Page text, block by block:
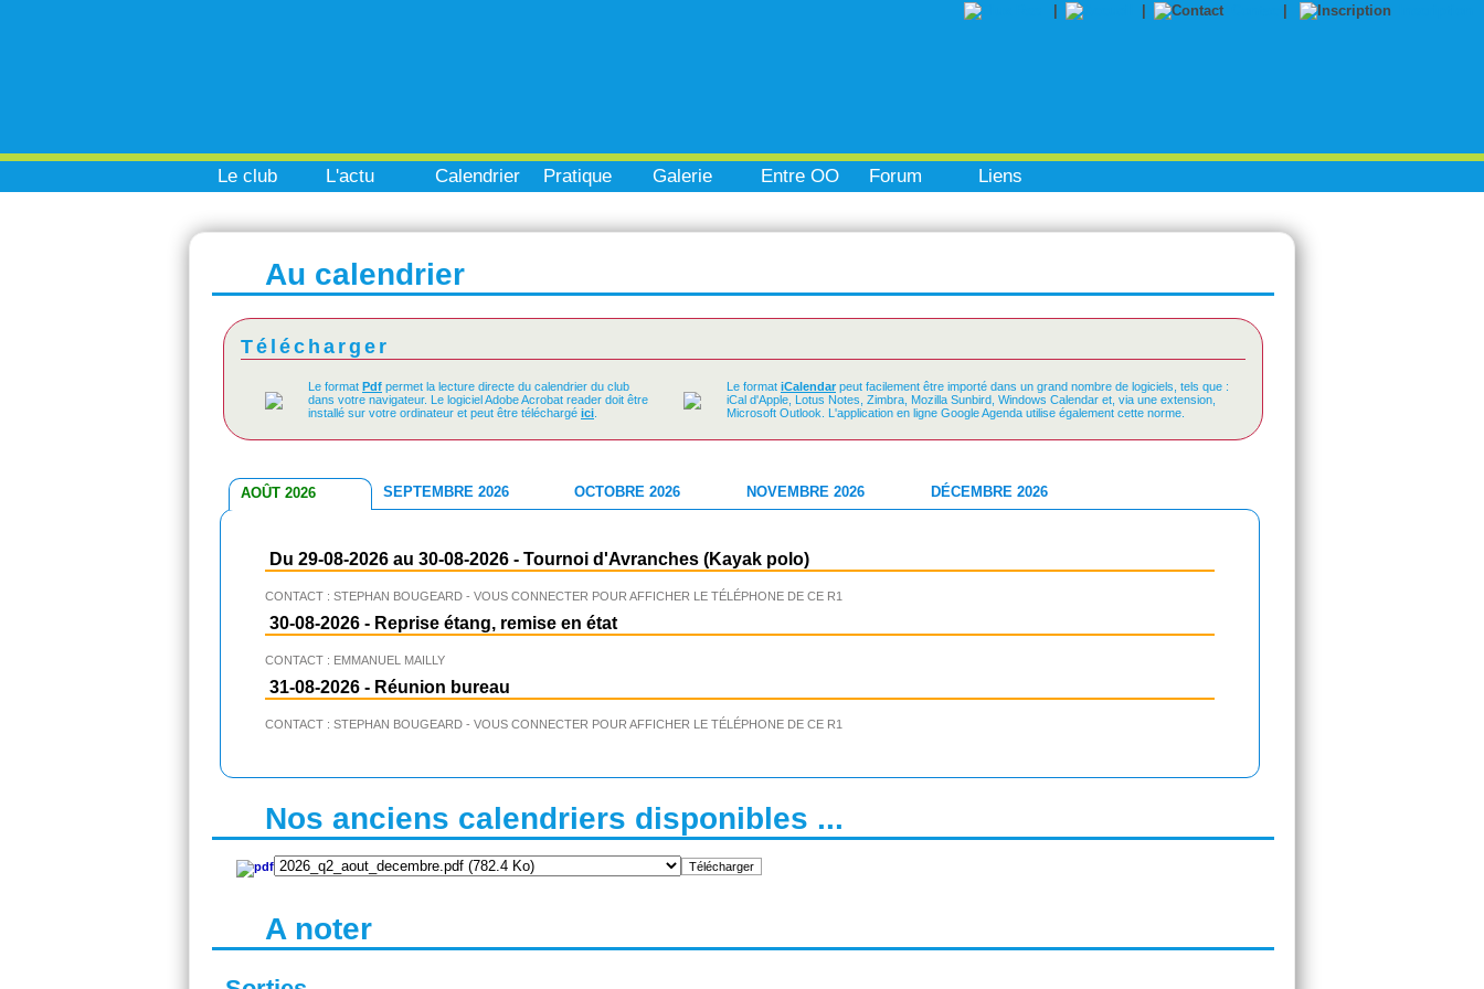
Le club L'actu Calendrier Pratique Galerie Entre OO Forum Liens
Au calendrier
Télécharger
Le format Pdf permet la lecture directe du calendrier du club
dans votre navigateur. Le logiciel Adobe Acrobat reader doit être
installé sur votre ordinateur et peut être téléchargé ici
Le format iCalendar peut facilement être importé dans un grand nombre de logiciels, tels que :
iCal d'Apple, Lotus Notes, Zimbra, Mozilla Sunbird, Windows Calendar et, via une extension,
Microsoft Outlook. L'application en ligne Google Agenda utilise également cette norme.
AOÛT 2026 SEPTEMBRE 2026 OCTOBRE 2026 NOVEMBRE 2026 DÉCEMBRE 2026
Du 29-08-2026 au 30-08-2026 - Tournoi d'Avranches (Kayak polo)
CONTACT : STEPHAN BOUGEARD - VOUS CONNECTER POUR AFFICHER LE TÉLÉPHONE DE CE R1
30-08-2026 - Reprise étang, remise en état
CONTACT : EMMANUEL MAILLY
31-08-2026 - Réunion bureau
CONTACT : STEPHAN BOUGEARD - VOUS CONNECTER POUR AFFICHER LE TÉLÉPHONE DE CE R1
Nos anciens calendriers disponibles ...
A noter